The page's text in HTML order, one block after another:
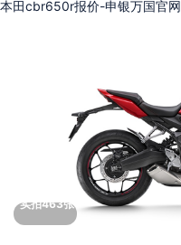
本田cbr650r报价-申银万国官网
实拍463张